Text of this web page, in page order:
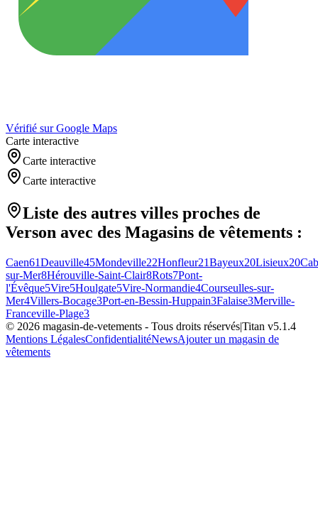
Vérifié sur Google Maps
Carte interactive
Carte interactive
Carte interactive
Liste des autres villes proches de
Verson avec des Magasins de vêtements :
Caen61Deauville45Mondeville22Honfleur21Bayeux20Lisieux20
sur-Mer8Hérouville-Saint-Clair8Rots7Pont-
l'Évêque5Vire5Houlgate5Vire-Normandie4Courseulles-sur-
Mer4Villers-Bocage3Port-en-Bessin-Huppain3Falaise3Merville-
Franceville-Plage3
© 2026 magasin-de-vetements - Tous droits réservés|Titan v5.1.4
Mentions LégalesConfidentialitéNewsAjouter un magasin de
vêtements